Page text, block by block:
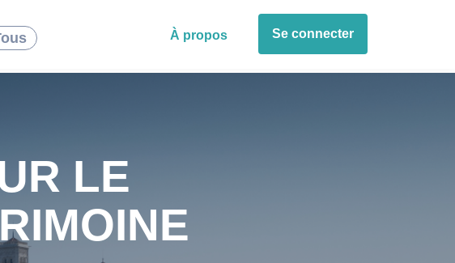
À propos Se connecter
LE